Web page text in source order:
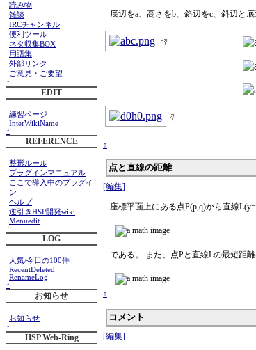
読み物
雑談
IRCチャンネル
便利ツール
ネタ収集BOX
用語集
外部リンク
ご意見・ご要望
↑
EDIT
練習ページ
InterWikiName
↑
REFERENCE
整形ルール
プラグインマニュアル
ここで導入中のプラグイ
ン
ヘルプ
逆引きHSP開発wiki
Menuedit
↑
LOG
人気/今日の100件
RecentDeleted
RenameLog
↑
お知らせ
お知らせ
↑
HSP Web-Ring
底辺をa、高さをb、斜辺をc、斜辺と
↑
点と直線の距離
[編集]
座標平面上にある点P(p,q)から直線
である。 また、点Pと直線Lの最短距
↑
コメント
[編集]